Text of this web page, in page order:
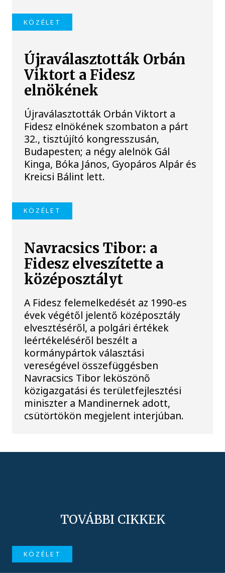
KÖZÉLET
Újraválasztották Orbán
Viktort a Fidesz
elnökének
Újraválasztották Orbán Viktort a
Fidesz elnökének szombaton a párt
32., tisztújító kongresszusán,
Budapesten; a négy alelnök Gál
Kinga, Bóka János, Gyopáros Alpár és
Kreicsi Bálint lett.
KÖZÉLET
Navracsics Tibor: a
Fidesz elveszítette a
középosztályt
A Fidesz felemelkedését az 1990-es
évek végétől jelentő középosztály
elvesztéséről, a polgári értékek
leértékeléséről beszélt a
kormánypártok választási
vereségével összefüggésben
Navracsics Tibor leköszönő
közigazgatási és területfejlesztési
miniszter a Mandinernek adott,
csütörtökön megjelent interjúban.
TOVÁBBI CIKKEK
KÖZÉLET